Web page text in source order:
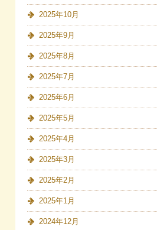
2025年10月
2025年9月
2025年8月
2025年7月
2025年6月
2025年5月
2025年4月
2025年3月
2025年2月
2025年1月
2024年12月